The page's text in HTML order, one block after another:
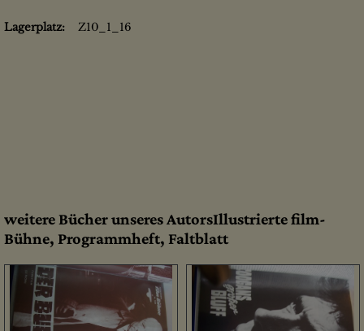
Lagerplatz: Z10_1_16
weitere Bücher unseres AutorsIllustrierte film-
Bühne, Programmheft, Faltblatt